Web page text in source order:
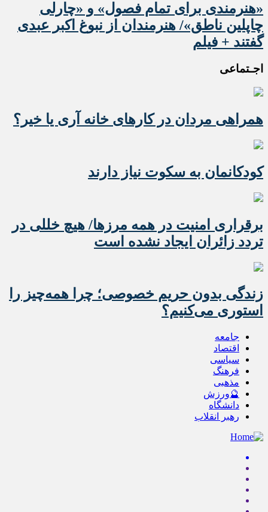
«هنرمندی برای تمام فصول» و «چارلی
چاپلین ناطق»/ هنرمندان از نبوغ اکبر عبدی
گفتند + فیلم
اجـتماعی
همراهی مردان در کارهای خانه آری یا خیر؟
کودکانمان به سکوت نیاز دارند
برقراری امنیت در همه مرزها/ هیچ‌ خللی در
تردد زائران ایجاد نشده است
زندگی بدون حریم خصوصی؛ چرا همه‌چیز را
استوری می‌کنیم؟
جامعه
اقتصاد
سیاسی
فرهنگ
مذهبی
🔮ورزش
دانشگاه
رهبر انقلاب